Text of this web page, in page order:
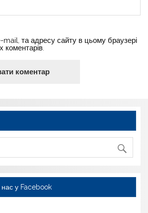
mail, та адресу сайту в цьому браузері
у Facebook